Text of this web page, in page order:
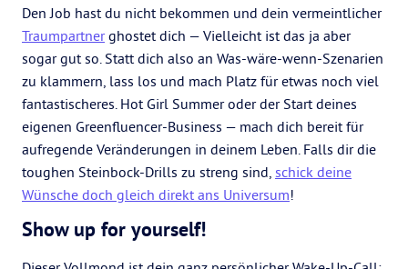
Den Job hast du nicht bekommen und dein vermeintlicher
Traumpartnerghostet dich — Vielleicht ist das ja aber
sogar gut so. Statt dich also an Was-wäre-wenn-Szenarien
zu klammern, lass los und mach Platz für etwas noch viel
fantastischeres. Hot Girl Summer oder der Start deines
eigenen Greenfluencer-Business — mach dich bereit für
aufregende Veränderungen in deinem Leben. Falls dir die
toughen Steinbock-Drills zu streng sind, schick deine
Wünsche doch gleich direkt ans Universum!
Show up for yourself!